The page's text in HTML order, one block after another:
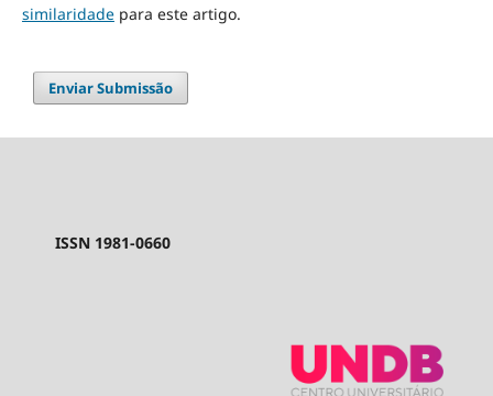
similaridadepara este artigo.
Enviar Submissão
ISSN 1981-0660